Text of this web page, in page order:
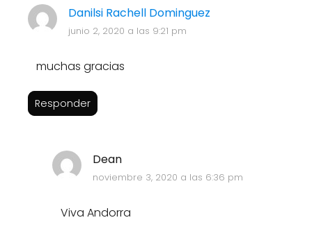
Danilsi Rachell Dominguez
junio 2, 2020 a las 9:21 pm
muchas gracias
Responder
Dean
noviembre 3, 2020 a las 6:36 pm
Viva Andorra